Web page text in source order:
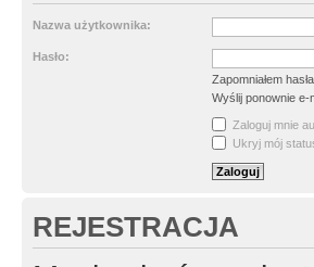
Nazwa użytkownika:
Hasło:
Zapomniałem hasła
Wyślij ponownie
Zaloguj mnie
Ukryj mój
REJESTRACJA